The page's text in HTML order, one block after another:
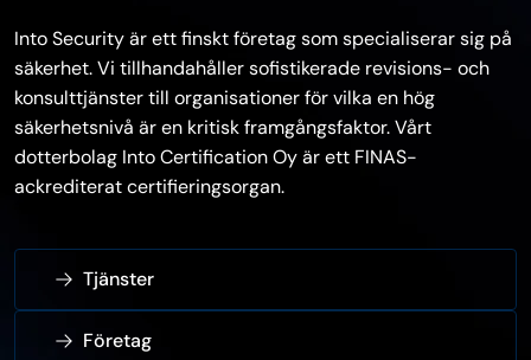
Into Security är ett finskt företag som specialiserar sig på
säkerhet. Vi tillhandahåller sofistikerade revisions- och
konsulttjänster till organisationer för vilka en hög
säkerhetsnivå är en kritisk framgångsfaktor. Vårt
dotterbolag Into Certification Oy är ett FINAS-
ackrediterat certifieringsorgan.
Tjänster
Företag